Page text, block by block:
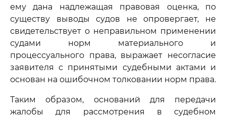
ему дана надлежащая правовая оценка, по
существу выводы судов не опровергает, не
свидетельствует о неправильном применении
судами норм материального и
процессуального права, выражает несогласие
заявителя с принятыми судебными актами и
основан на ошибочном толковании норм права.
Таким образом, оснований для передачи
жалобы для рассмотрения в судебном